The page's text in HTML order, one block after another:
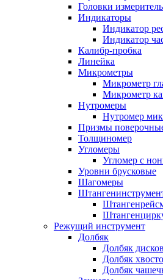
Головки
Индикаторы
Индикатор
Индикатор
Калибр-пробка
Линейка
Микрометры
Микрометр
Микрометр
Нутромеры
Нутромер
Призмы
Толщиномер
Угломеры
Угломер с
Уровни брусковые
Шагомеры
Режущий инструмент
Долбяк
Долбяк
Долбяк
Долбяк